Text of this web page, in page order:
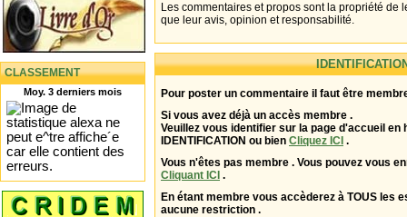
CLASSEMENT
Moy. 3 derniers mois
Les commentaires et propos sont la propriété de
que leur avis, opinion et responsabilité.
Pour poster un commentaire il faut être
Si vous avez déjà un accès membre .
Veuillez vous identifier sur la page d'accueil en
IDENTIFICATION ou bien Cliquez ICI .
Vous n'êtes pas membre . Vous pouvez vous
Cliquant ICI .
En étant membre vous accèderez à TOUS les
aucune restriction .